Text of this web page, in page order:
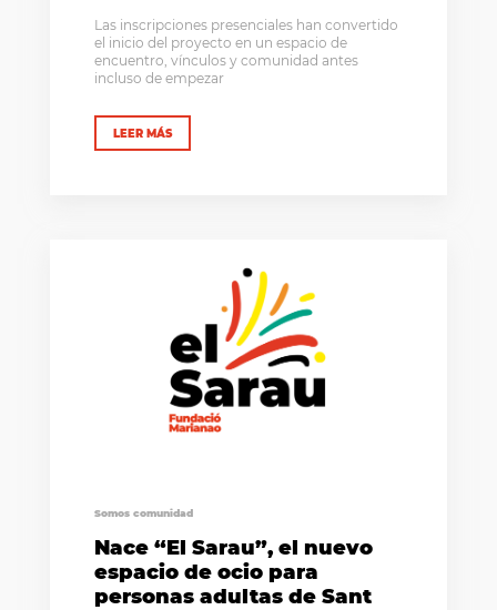
Las inscripciones presenciales han convertido
el inicio del proyecto en un espacio de
encuentro, vínculos y comunidad antes
incluso de empezar
LEER MÁS
Somos comunidad
Nace “El Sarau”, el nuevo
espacio de ocio para
personas adultas de Sant